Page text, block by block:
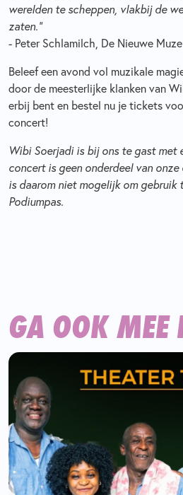
werelden te scheppen, vlakbij de
zaten.”
- Peter Schlamilch, De Nieuwe
Beleef een avond vol muzikale
door de meesterlijke klanken van
erbij bent en bestel nu je tickets
concert!
Wibi Soerjadi is bij ons te gast met
concert is geen onderdeel van
is daarom niet mogelijk om gebruik
Podiumpas.
GA OOK MEE